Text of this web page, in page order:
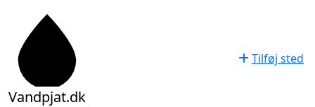
Vandpjat.dk
Tilføj sted